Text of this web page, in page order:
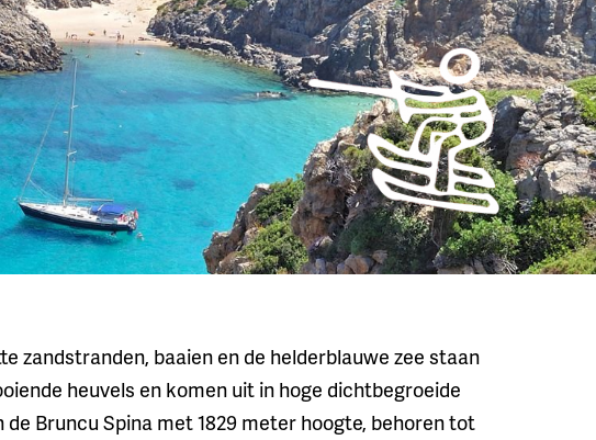
zandstranden, baaien en de helderblauwe zee staan
heuvels en komen uit in hoge dichtbegroeide
Bruncu Spina met 1829 meter hoogte, behoren tot